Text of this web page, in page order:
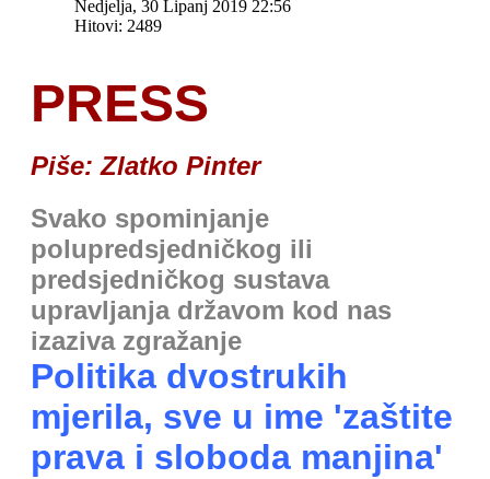
Nedjelja, 30 Lipanj 2019 22:56
Hitovi: 2489
PRESS
Piše: Zlatko Pinter
Svako spominjanje
polupredsjedničkog ili
predsjedničkog sustava
upravljanja državom kod nas
izaziva zgražanje
Politika dvostrukih
mjerila, sve u ime 'zaštite
prava i sloboda manjina'